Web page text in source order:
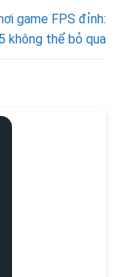
game FPS đỉnh:
không thể bỏ qua